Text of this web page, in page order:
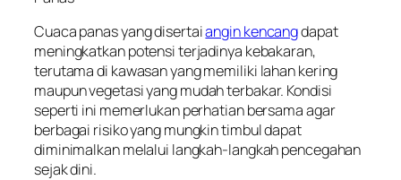
Cuaca panas yang disertaiangin kencangdapat
meningkatkan potensi terjadinya kebakaran,
terutama di kawasan yang memiliki lahan kering
maupun vegetasi yang mudah terbakar. Kondisi
seperti ini memerlukan perhatian bersama agar
berbagai risiko yang mungkin timbul dapat
diminimalkan melalui langkah-langkah pencegahan
sejak dini.